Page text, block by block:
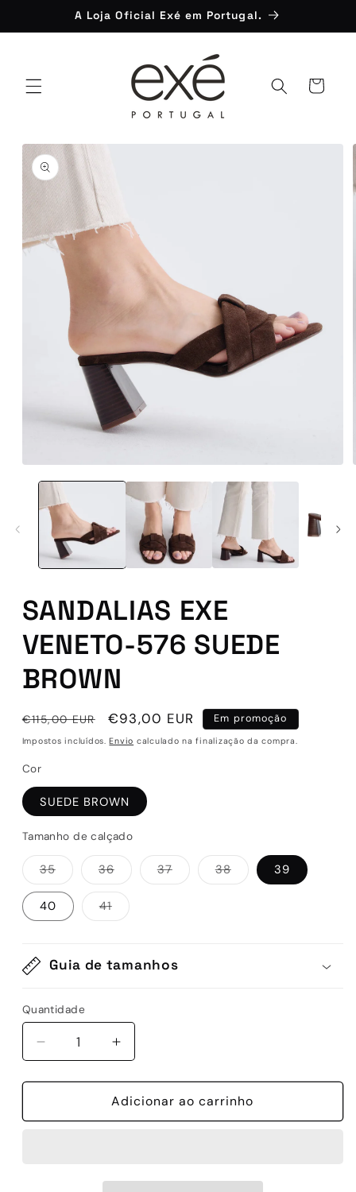
conteúdo
A Loja Oficial Exé em Portugal.
Carrinho
informação
do produto
conteúdo
multimédia
SANDALIAS EXE
VENETO-576 SUEDE
BROWN
Preço
normal
€115,00 EUR
Preço
de
€93,00 EUR Em promoção
Impostos incluídos.Envio calculado na finalização da compra.
Cor
SUEDE BROWN
Tamanho de calçado
35Variante
esgotada
ou
indisponível
36Variante
esgotada
ou
indisponível
37Variante
esgotada
38Variante
esgotada
39
40 41Variante
esgotada
Guia de tamanhos
Quantidade
Quantidade
Diminuir
a
quantidade
SANDALIAS
Aumentar
a
quantidade
de
SANDALIAS
Adicionar ao carrinho